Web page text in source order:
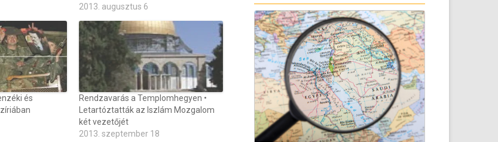
2013. augusztus 6
és
Rendzavarás a Templomhegyen •
Letartóztatták az Iszlám Mozgalom
két vezetőjét
2013. szeptember 18